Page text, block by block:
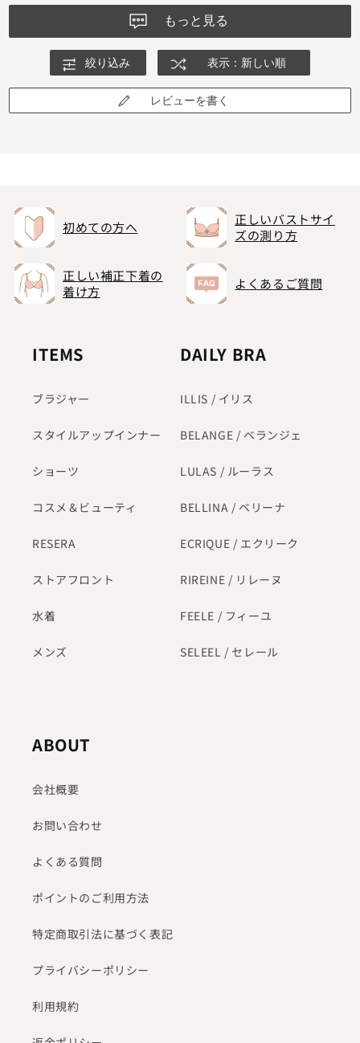
もっと見る
絞り込み 表示：新しい順
レビューを書く
初めての方へ
正しいバストサイ
ズの測り方
正しい補正下着の
着け方
よくあるご質問
ITEMS
ブラジャー
スタイルアップインナー
ショーツ
コスメ＆ビューティ
RESERA
ストアフロント
水着
メンズ
DAILY BRA
ILLIS / イリス
BELANGE / ベランジェ
LULAS / ルーラス
BELLINA / ベリーナ
ECRIQUE / エクリーク
RIREINE / リレーヌ
FEELE / フィーユ
SELEEL / セレール
ABOUT
会社概要
お問い合わせ
よくある質問
ポイントのご利用方法
特定商取引法に基づく表記
プライバシーポリシー
利用規約